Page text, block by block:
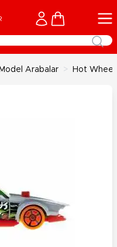
Cart
Model Arabalar > Hot